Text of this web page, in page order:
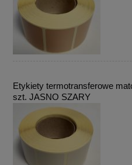
Etykiety termotransferowe
szt. JASNO SZARY